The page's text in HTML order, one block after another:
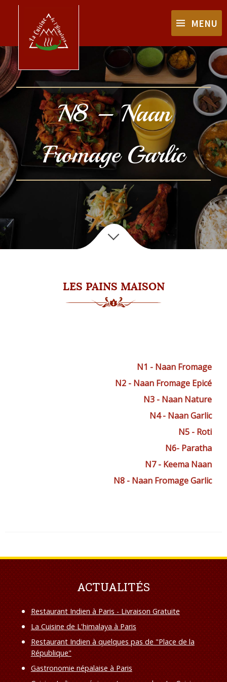
MENU
N8 – Naan
Fromage Garlic
LES PAINS MAISON
N1 - Naan Fromage
N2 - Naan Fromage Epicé
N3 - Naan Nature
N4 - Naan Garlic
N5 - Roti
N6- Paratha
N7 - Keema Naan
N8 - Naan Fromage Garlic
ACTUALITÉS
Restaurant Indien à Paris - Livraison Gratuite
La Cuisine de L'himalaya à Paris
Restaurant Indien à quelques pas de "Place de la
République"
Gastronomie népalaise à Paris